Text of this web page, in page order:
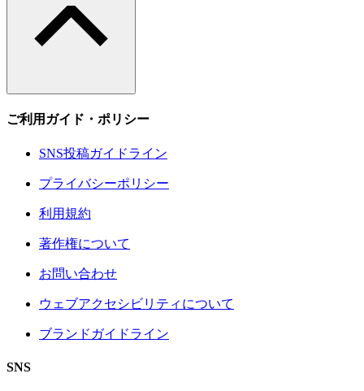
ご利用ガイド・ポリシー
SNS投稿ガイドライン
プライバシーポリシー
利用規約
著作権について
お問い合わせ
ウェブアクセシビリティについて
ブランドガイドライン
SNS